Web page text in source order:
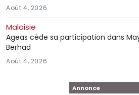
Annonce
Août 4, 2026
Malaisie
Ageas cède sa participation dans
Berhad
Août 4, 2026